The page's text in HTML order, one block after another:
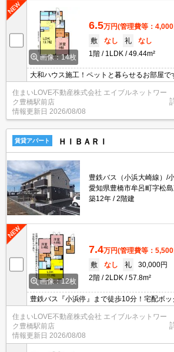
画像：14枚
6.5万円(管理費等：
敷
なし 礼
なし
1階
1LDK 49.44m²
大和ハウス施工！ペットと暮らせるお部屋で
セス良好◎インターネット無料★TVモニター
のお風呂など充実した設備が魅力的☆お気軽
いませ♪
住まいLOVE不動産株式会社 エイブルネットワー
ク豊橋駅前店
情報更新日 2026/08/08
賃貸アパート ＨＩＢＡＲＩ
豊鉄バス（小浜大崎線）/
愛知県豊橋市牟呂町字松
築12年
2階建
画像：12枚
7.4万円(管理費等：
敷
なし 礼
30,000円
2階
2LDK 57.8m²
豊鉄バス『小浜停』まで徒歩10分！宅配ボッ
ャンプードレッサーなど設備が充実★ホー
気軽にお問合せください♪
住まいLOVE不動産株式会社 エイブルネットワー
ク豊橋駅前店
情報更新日 2026/08/08